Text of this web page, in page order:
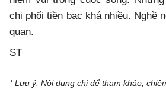
chi phối tiền bạc khá nhiều. Nghề
quan.
ST
* Lưu ý: Nội dung chỉ để tham khảo,